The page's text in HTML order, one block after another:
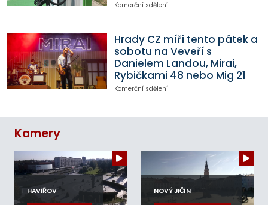
Komerční sdělení
Hrady CZ míří tento pátek a
sobotu na Veveří s
Danielem Landou, Mirai,
Rybičkami 48 nebo Mig 21
Komerční sdělení
Kamery
HAVÍŘOV NOVÝ JIČÍN